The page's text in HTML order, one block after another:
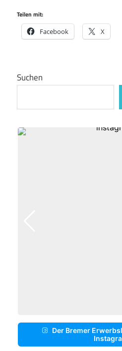
Teilen mit:
Facebook X
Suchen
Der Bremer